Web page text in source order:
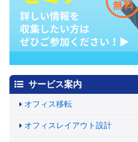
サービス案内
オフィス移転
オフィスレイアウト設計